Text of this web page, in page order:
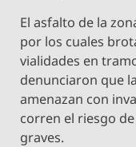
El asfalto de la
por los cuales
vialidades en
denunciaron que
amenazan con
corren el riesgo
graves.